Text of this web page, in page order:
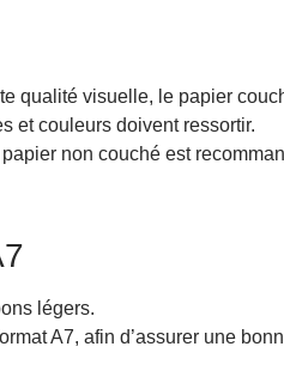
qualité visuelle, le papier
et couleurs doivent ressortir.
non couché est
légers.
A7, afin d’assurer une